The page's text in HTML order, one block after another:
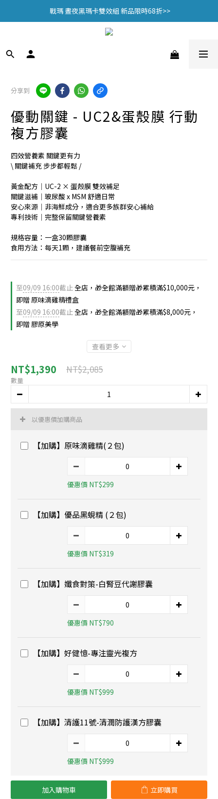
戰瑪 晝夜黑瑪卡雙效組 新品限時68折>>
戰瑪 晝夜黑瑪卡雙效組 新品限時68折>>
🎁加入會員贈$100購物金🎁
分享到
優動關鍵 - UC2&蛋殼膜 行動
複方膠囊
四效營養素 關鍵更有力
\ 關鍵補充 步步都輕鬆 /
黃金配方｜UC-2 × 蛋殼膜 雙效補足
關鍵滋補｜玻尿酸 x MSM 舒適日常
安心來源｜非海鮮成分，適合更多族群安心補給
專利技術｜完整保留關鍵營養素
規格容量：一盒30顆膠囊
食用方法：每天1顆，建議餐前空腹補充
至09/09 16:00截止全店，🎁全館滿額贈🎁累積滿$10,000元，
即贈 原味滴雞精禮盒
至09/09 16:00截止全店，🎁全館滿額贈🎁累積滿$8,000元，
即贈 膠原美學
查看更多
NT$1,390 NT$2,085
數量
以優惠價加購商品
【加購】原味滴雞精(２包)
優惠價 NT$299
【加購】優品黑蜆精 (２包)
優惠價 NT$319
【加購】孅食對策-白腎豆代謝膠囊
優惠價 NT$790
【加購】好健憶-專注靈光複方
優惠價 NT$999
【加購】清護11號-清潤防護漢方膠囊
優惠價 NT$999
加入購物車 立即購買